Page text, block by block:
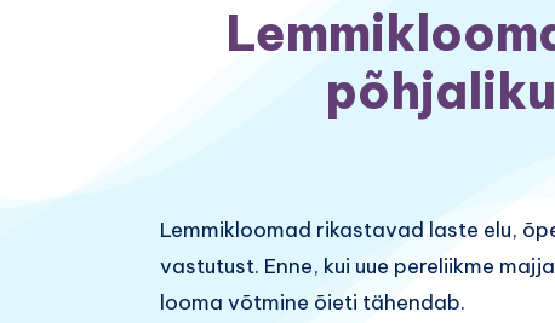
Lemmikloomad rikastavad laste elu,
vastutust. Enne, kui uue pereliikme
looma võtmine õieti tähendab.